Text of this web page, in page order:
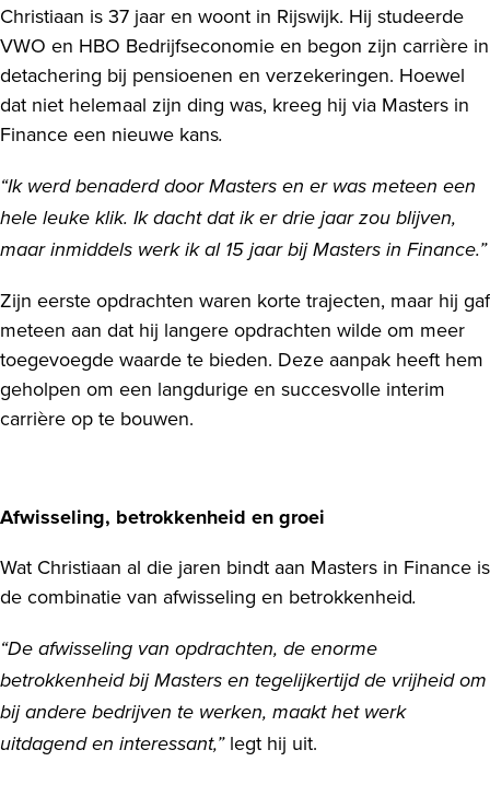
Christiaan is 37 jaar en woont in Rijswijk. Hij studeerde
VWO en HBO Bedrijfseconomie en begon zijn carrière in
detachering bij pensioenen en verzekeringen. Hoewel
dat niet helemaal zijn ding was, kreeg hij via Masters in
Finance een nieuwe kans.
“Ik werd benaderd door Masters en er was meteen een
hele leuke klik. Ik dacht dat ik er drie jaar zou blijven,
maar inmiddels werk ik al 15 jaar bij Masters in Finance.”
Zijn eerste opdrachten waren korte trajecten, maar hij gaf
meteen aan dat hij langere opdrachten wilde om meer
toegevoegde waarde te bieden. Deze aanpak heeft hem
geholpen om een langdurige en succesvolle interim
carrière op te bouwen.
Afwisseling, betrokkenheid en groei
Wat Christiaan al die jaren bindt aan Masters in Finance is
de combinatie van afwisseling en betrokkenheid.
“De afwisseling van opdrachten, de enorme
betrokkenheid bij Masters en tegelijkertijd de vrijheid om
bij andere bedrijven te werken, maakt het werk
uitdagend en interessant,” legt hij uit.